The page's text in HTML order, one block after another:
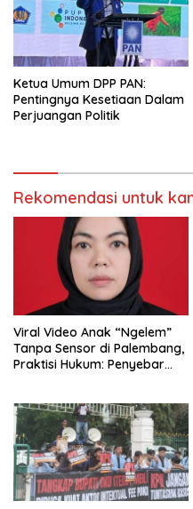
Ketua Umum DPP PAN:
Pentingnya Kesetiaan Dalam
Perjuangan Politik
Rekomendasi untuk
Viral Video Anak “Ngelem”
Tanpa Sensor di Palembang,
Praktisi Hukum: Penyebar